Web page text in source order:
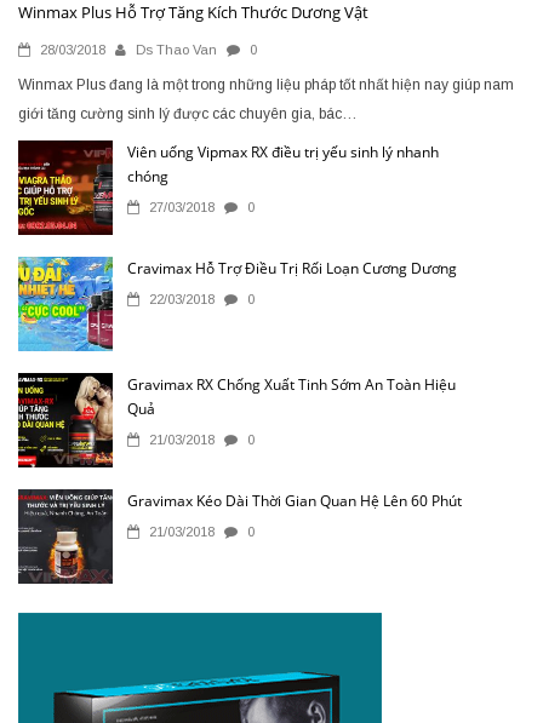
Winmax Plus Hỗ Trợ Tăng Kích Thước Dương Vật
28/03/2018 Ds Thao Van 0
Winmax Plus đang là một trong những liệu pháp tốt nhất hiện nay giúp nam
giới tăng cường sinh lý được các chuyên gia, bác…
Viên uống Vipmax RX điều trị yếu sinh lý nhanh
chóng
27/03/2018 0
Cravimax Hỗ Trợ Điều Trị Rối Loạn Cương Dương
22/03/2018 0
Gravimax RX Chống Xuất Tinh Sớm An Toàn Hiệu
Quả
21/03/2018 0
Gravimax Kéo Dài Thời Gian Quan Hệ Lên 60 Phút
21/03/2018 0